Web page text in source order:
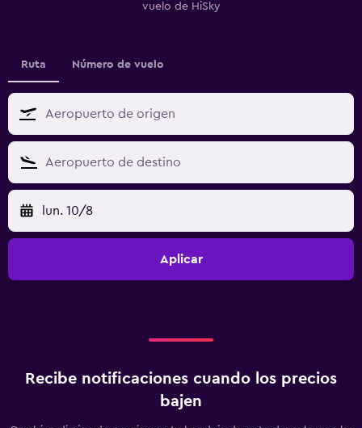
vuelo de HiSky
Ruta Número de vuelo
lun. 10/8
Aplicar
Recibe notificaciones cuando los precios
bajen